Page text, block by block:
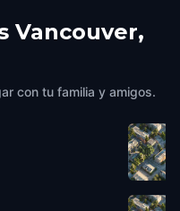
Vancouver,
con tu familia y amigos.